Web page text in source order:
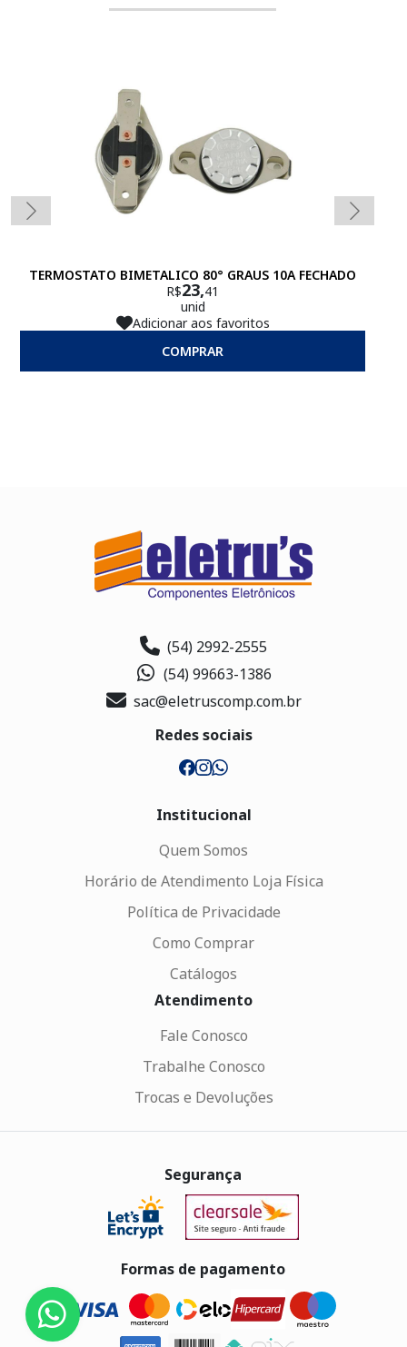
TERMOSTATO BIMETALICO 80° GRAUS 10A FECHADO
R$23,41
unid
Adicionar aos favoritos
COMPRAR
(54) 2992-2555
(54) 99663-1386
sac@eletruscomp.com.br
Redes sociais
Institucional
Quem Somos
Horário de Atendimento Loja Física
Política de Privacidade
Como Comprar
Catálogos
Atendimento
Fale Conosco
Trabalhe Conosco
Trocas e Devoluções
Segurança
Formas de pagamento